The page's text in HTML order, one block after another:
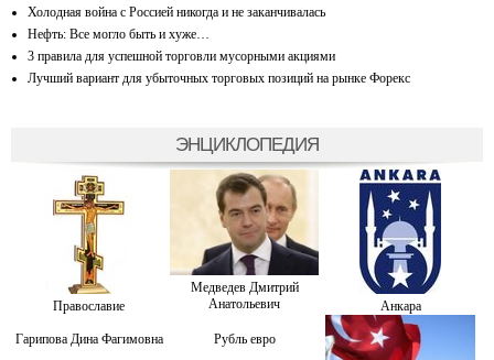
Холодная война с Россией никогда и не заканчивалась
Нефть: Все могло быть и хуже…
3 правила для успешной торговли мусорными акциями
Лучший вариант для убыточных торговых позиций на рынке Форекс
ЭНЦИКЛОПЕДИЯ
Православие
Медведев Дмитрий
Анатольевич
Анкара
Гарипова Дина Фaгимовнa Рубль евро